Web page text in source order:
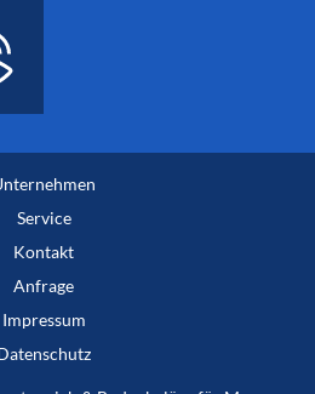
Service
Kontakt
Anfrage
Impressum